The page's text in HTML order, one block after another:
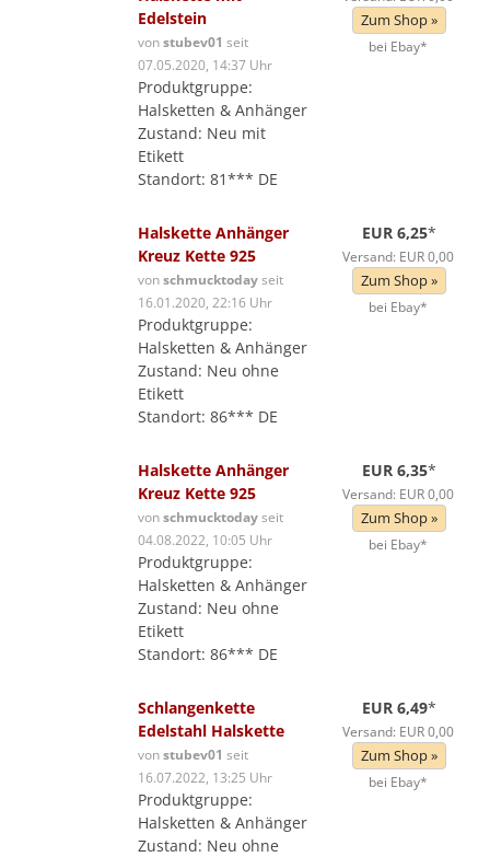
Edelstein
vonstubev01 seit
07.05.2020, 14:37 Uhr
Produktgruppe:
Halsketten & Anhänger
Zustand: Neu mit
Etikett
Standort: 81*** DE
Zum Shop »
bei Ebay*
Halskette Anhänger
Kreuz Kette 925
vonschmucktodayseit
16.01.2020, 22:16 Uhr
Produktgruppe:
Halsketten & Anhänger
Zustand: Neu ohne
Etikett
Standort: 86*** DE
EUR 6,25*
Versand: EUR 0,00
Zum Shop »
bei Ebay*
Halskette Anhänger
Kreuz Kette 925
vonschmucktodayseit
04.08.2022, 10:05 Uhr
Produktgruppe:
Halsketten & Anhänger
Zustand: Neu ohne
Etikett
Standort: 86*** DE
EUR 6,35*
Versand: EUR 0,00
Zum Shop »
bei Ebay*
Schlangenkette
Edelstahl Halskette
vonstubev01 seit
16.07.2022, 13:25 Uhr
Produktgruppe:
Halsketten & Anhänger
Zustand: Neu ohne
EUR 6,49*
Versand: EUR 0,00
Zum Shop »
bei Ebay*